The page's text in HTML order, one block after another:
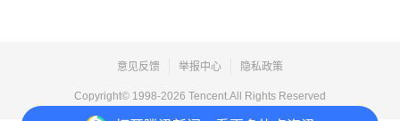
意见反馈 举报中心 隐私政策
Copyright© 1998-2026 Tencent.All Rights Reserved